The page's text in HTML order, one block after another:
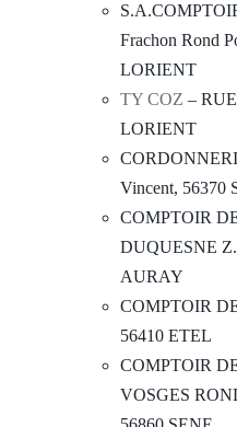
Frachon Rond
LORIENT
TY COZ –
LORIENT
Vincent, 56370
COMPTOIR
DUQUESNE
AURAY
COMPTOIR
56410 ETEL
COMPTOIR
VOSGES